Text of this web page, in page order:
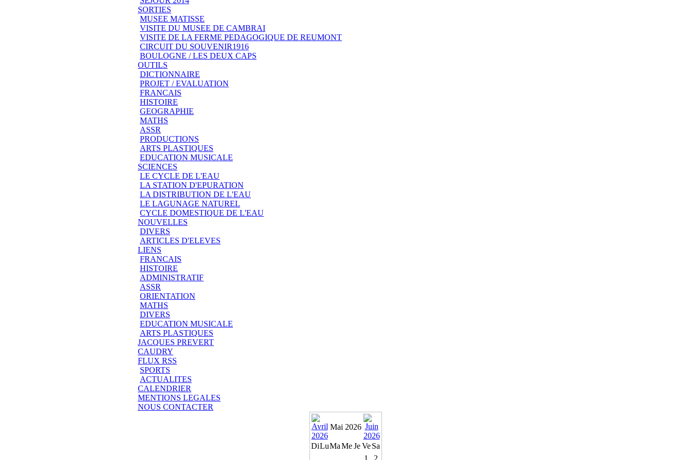
SORTIES
MUSEE MATISSE
VISITE DU MUSEE DE CAMBRAI
VISITE DE LA FERME PEDAGOGIQUE DE REUMONT
CIRCUIT DU SOUVENIR1916
BOULOGNE / LES DEUX CAPS
OUTILS
DICTIONNAIRE
PROJET / EVALUATION
FRANCAIS
HISTOIRE
GEOGRAPHIE
MATHS
ASSR
PRODUCTIONS
ARTS PLASTIQUES
EDUCATION MUSICALE
SCIENCES
LE CYCLE DE L'EAU
LA STATION D'EPURATION
LA DISTRIBUTION DE L'EAU
LE LAGUNAGE NATUREL
CYCLE DOMESTIQUE DE L'EAU
NOUVELLES
DIVERS
ARTICLES D'ELEVES
LIENS
FRANCAIS
HISTOIRE
ADMINISTRATIF
ASSR
ORIENTATION
MATHS
DIVERS
EDUCATION MUSICALE
ARTS PLASTIQUES
JACQUES PREVERT
CAUDRY
FLUX RSS
SPORTS
ACTUALITES
CALENDRIER
MENTIONS LEGALES
NOUS CONTACTER
Mai 2026
DiLuMaMe Je Ve Sa
1
2